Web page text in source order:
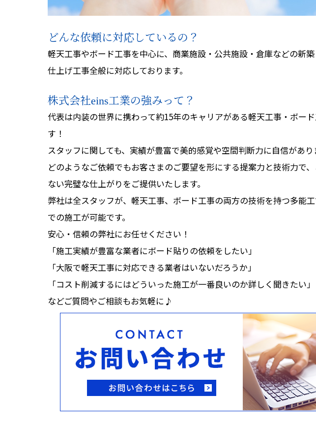
どんな依頼に対応しているの？
軽天工事やボード工事を中心に、商業施設・公共施設・倉庫などの新
仕上げ工事全般に対応しております。
株式会社eins工業の強みって？
代表は内装の世界に携わって約15年のキャリアがある軽天工事・ボー
す！
スタッフに関しても、実績が豊富で美的感覚や空間判断力に自信があり
どのようなご依頼でもお客さまのご要望を形にする提案力と技術力で
ない完璧な仕上がりをご提供いたします。
弊社は全スタッフが、軽天工事、ボード工事の両方の技術を持つ多能
での施工が可能です。
安心・信頼の弊社にお任せください！
「施工実績が豊富な業者にボード貼りの依頼をしたい」
「大阪で軽天工事に対応できる業者はいないだろうか」
「コスト削減するにはどういった施工が一番良いのか詳しく聞きたい」
などご質問やご相談もお気軽に♪